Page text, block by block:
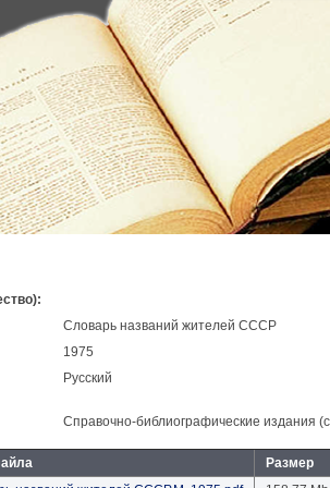
Словарь названий жителей СССР
1975
Русский
Справочно-библиографические издания
Размер